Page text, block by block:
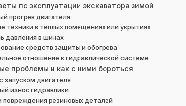
по эксплуатации экскаватора зимой
прогрев двигателя
техники в теплых помещениях или укрытиях
давления в шинах
средств защиты и обогрева
отношение к гидравлической системе
проблемы и как с ними бороться
запуском двигателя
износ гидравлики
повреждения резиновых деталей